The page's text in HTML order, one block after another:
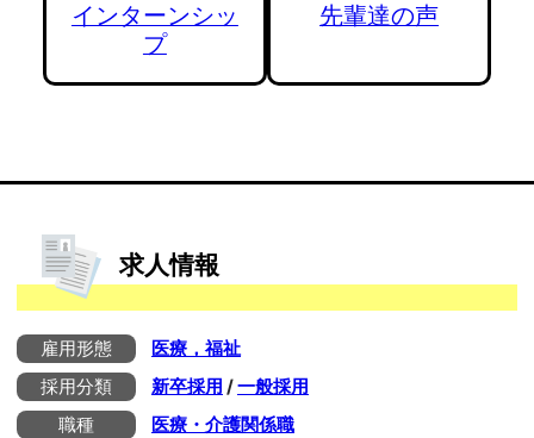
インターンシッ
プ
先輩達の声
求人情報
雇用形態
医療，福祉
採用分類
新卒採用 /一般採用
職種
医療・介護関係職